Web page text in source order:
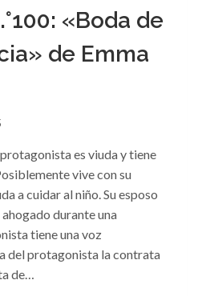
«Boda de
de Emma
es viuda y tiene
vive con su
a cuidar al niño. Su esposo
durante una
tiene una voz
del protagonista la contrata
de…